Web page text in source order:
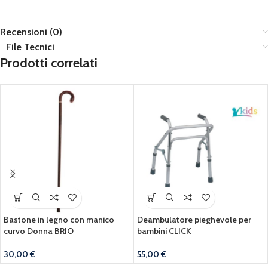
Recensioni (0)
File Tecnici
Prodotti correlati
Bastone in legno con manico
curvo Donna BRIO
30,00€
Deambulatore pieghevole per
bambini CLICK
55,00€